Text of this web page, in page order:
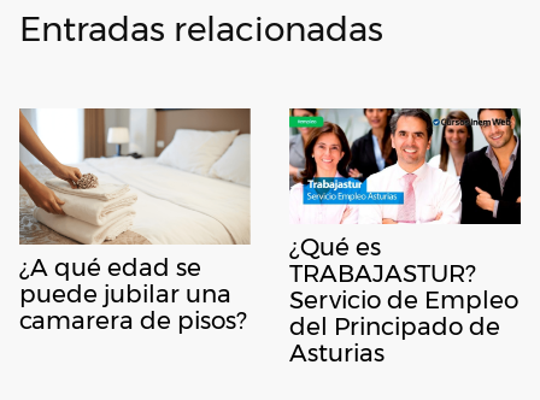
Entradas relacionadas
¿A qué edad se
puede jubilar una
camarera de pisos?
¿Qué es
TRABAJASTUR?
Servicio de Empleo
del Principado de
Asturias